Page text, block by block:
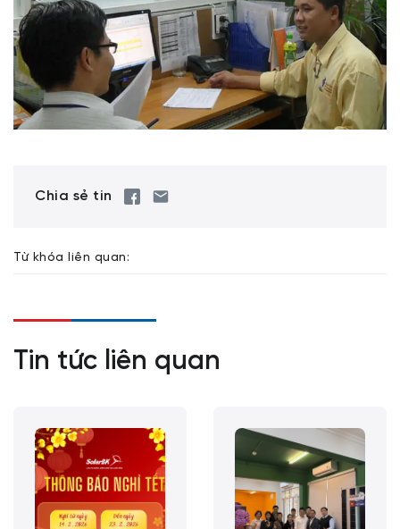
Chia sẻ tin
Từ khóa liên quan:
Tin tức liên quan